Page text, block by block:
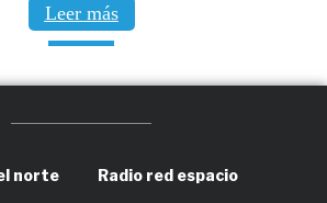
Leer más
norte Radio red espacio